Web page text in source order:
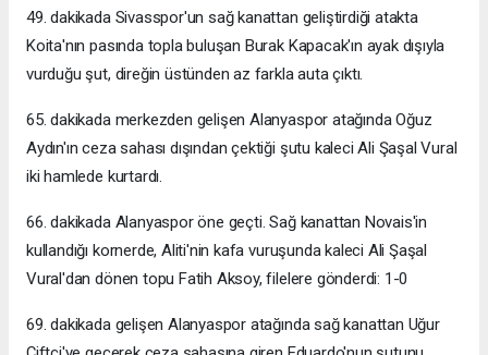
49. dakikada Sivasspor'un sağ kanattan geliştirdiği atakta
Koita'nın pasında topla buluşan Burak Kapacak'ın ayak dışıyla
vurduğu şut, direğin üstünden az farkla auta çıktı.
65. dakikada merkezden gelişen Alanyaspor atağında Oğuz
Aydın'ın ceza sahası dışından çektiği şutu kaleci Ali Şaşal Vural
iki hamlede kurtardı.
66. dakikada Alanyaspor öne geçti. Sağ kanattan Novais'in
kullandığı kornerde, Aliti'nin kafa vuruşunda kaleci Ali Şaşal
Vural'dan dönen topu Fatih Aksoy, filelere gönderdi: 1-0
69. dakikada gelişen Alanyaspor atağında sağ kanattan Uğur